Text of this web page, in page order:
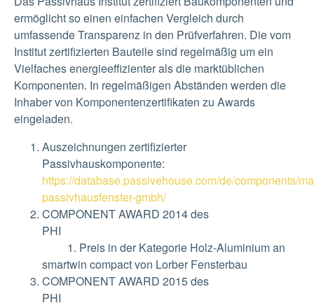
ermöglicht so einen einfachen Vergleich durch
umfassende Transparenz in den Prüfverfahren. Die vom
Institut zertifizierten Bauteile sind regelmäßig um ein
Vielfaches energieeffizienter als die marktüblichen
Komponenten. In regelmäßigen Abständen werden die
Inhaber von Komponentenzertifikaten zu Awards
eingeladen.
Auszeichnungen zertifizierter
Passivhauskomponente:
https://database.passivehouse.com/de/components/
passivhausfenster-gmbh/
COMPONENT AWARD 2014 des
1. Preis in der Kategorie Holz-Aluminium an
smartwin compact von Lorber Fensterbau
COMPONENT AWARD 2015 des